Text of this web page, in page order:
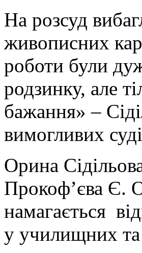
На розсуд
живописних
роботи були
родзинку, але
бажання» –
вимогливих
Орина
Прокоф’єва Є.
намагається
у училищних